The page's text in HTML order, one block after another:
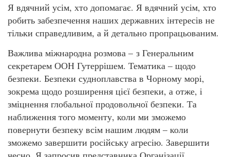
Я вдячний усім, хто допомагає. Я вдячний усім, хто
робить забезпечення наших державних інтересів не
тільки справедливим, а й детально пропрацьованим.
Важлива міжнародна розмова – з Генеральним
секретарем ООН Гутеррішем. Тематика – щодо
безпеки. Безпеки судноплавства в Чорному морі,
зокрема щодо розширення цієї безпеки, а отже, і
зміцнення глобальної продовольчої безпеки. Та
наближення того моменту, коли ми зможемо
повернути безпеку всім нашим людям – коли
зможемо завершити російську агресію. Завершити